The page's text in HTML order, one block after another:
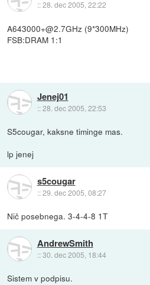
::28. dec 2005, 22:22
A643000+@2.7GHz (9*300MHz)
FSB:DRAM 1:1
Jenej01
::28. dec 2005, 22:53
S5cougar, kaksne timinge mas.
lp jenej
s5cougar
::29. dec 2005, 08:27
Nič posebnega. 3-4-4-8 1T
AndrewSmith
::30. dec 2005, 18:44
Sistem v podpisu.